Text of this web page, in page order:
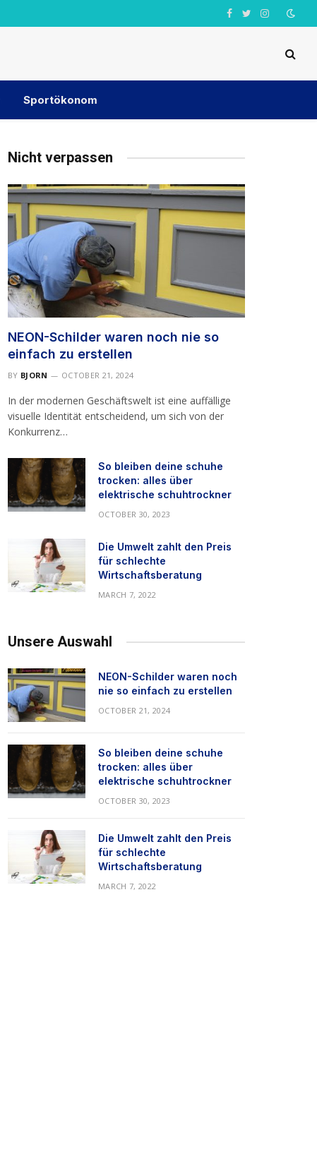
Facebook
TwitterInstagram
Sportökonom
Nicht verpassen
NEON-Schilder waren noch nie so
einfach zu erstellen
BY BJORN OCTOBER 21, 2024
In der modernen Geschäftswelt ist eine auffällige
visuelle Identität entscheidend, um sich von der
Konkurrenz…
So bleiben deine schuhe
trocken: alles über
elektrische schuhtrockner
OCTOBER 30, 2023
Die Umwelt zahlt den Preis
für schlechte
Wirtschaftsberatung
MARCH 7, 2022
Unsere Auswahl
NEON-Schilder waren noch
nie so einfach zu erstellen
OCTOBER 21, 2024
So bleiben deine schuhe
trocken: alles über
elektrische schuhtrockner
OCTOBER 30, 2023
Die Umwelt zahlt den Preis
für schlechte
Wirtschaftsberatung
MARCH 7, 2022